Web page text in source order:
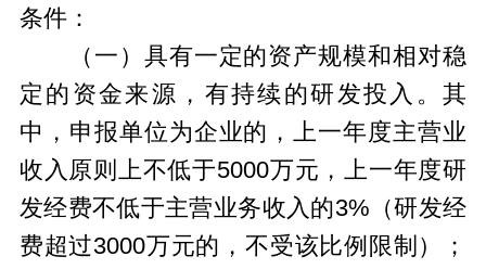
条件：
（一）具有一定的资产规模和相对稳
定的资金来源，有持续的研发投入。其
中，申报单位为企业的，上一年度主营业
收入原则上不低于5000万元，上一年度研
发经费不低于主营业务收入的3%（研发经
费超过3000万元的，不受该比例限制）；